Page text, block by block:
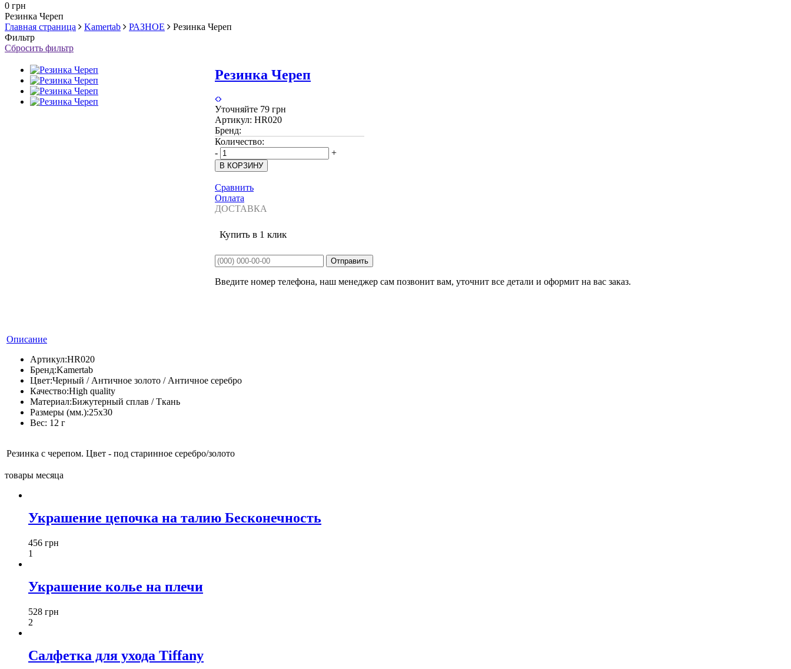
0 грн
Резинка Череп
Главная страница
Kamertab РАЗНОЕ
Резинка Череп
Фильтр
Сбросить фильтр
Резинка Череп
Уточняйте 79 грн
Артикул: HR020
Бренд:
Количество:
-
+
Сравнить
Оплата
ДОСТАВКА
Купить в 1 клик
Введите номер телефона, наш менеджер сам позвонит вам, уточнит все детали и оформит на вас заказ.
Описание
Артикул:HR020
Бренд:Kamertab
Цвет:Черный / Античное золото / Античное серебро
Качество:High quality
Материал:Бижутерный сплав / Ткань
Размеры (мм.):25x30
Вес: 12 г
Резинка с черепом. Цвет - под старинное серебро/золото
товары месяца
Украшение цепочка на талию Бесконечность
456 грн
1
Украшение колье на плечи
528 грн
2
Салфетка для ухода Tiffany